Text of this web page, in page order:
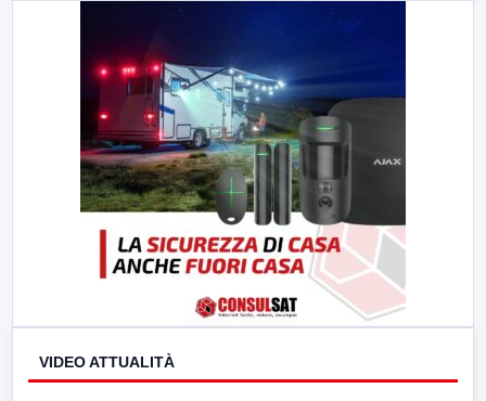
VIDEO ATTUALITÀ